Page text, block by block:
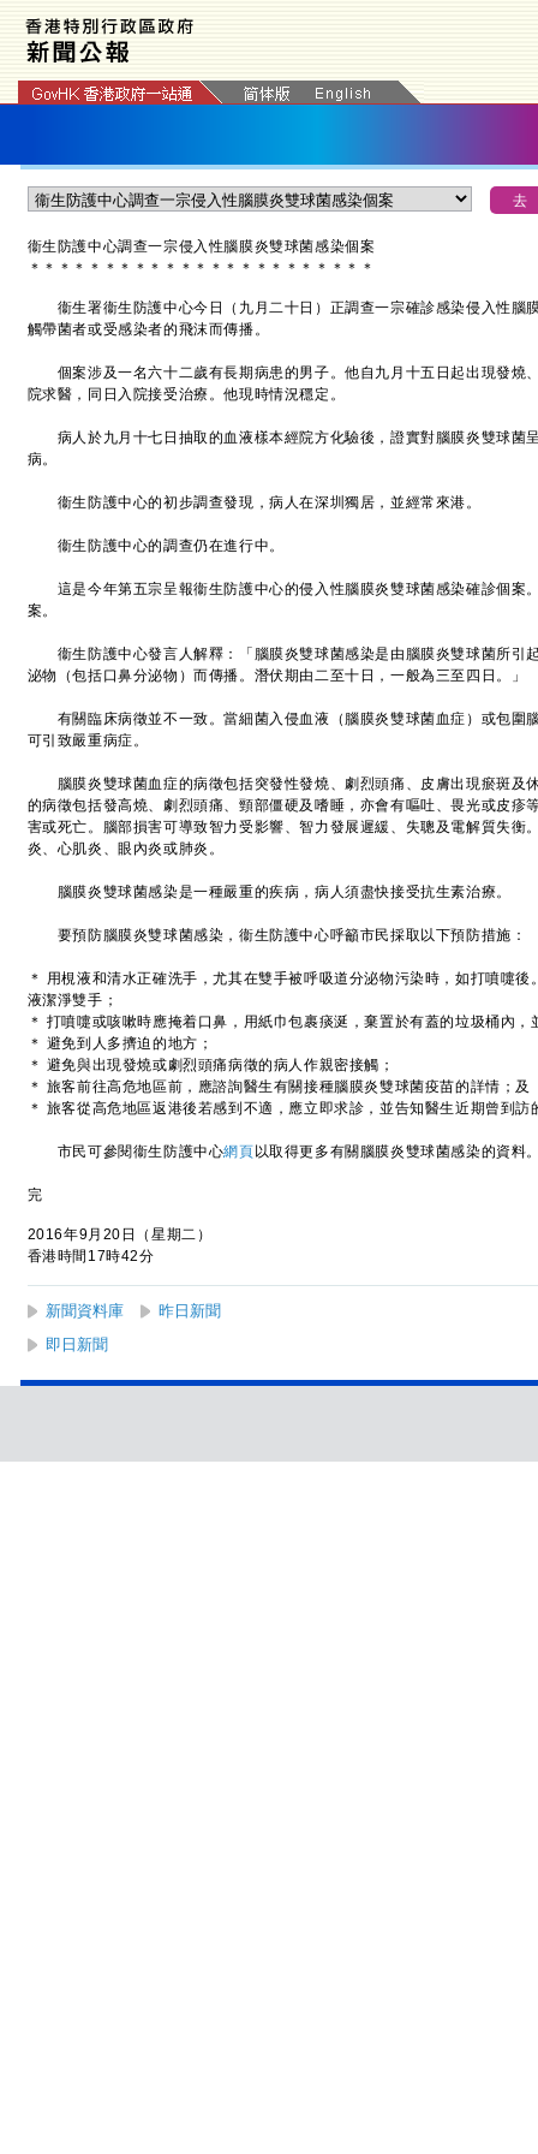
衞生防護中心調查一宗侵入性腦膜炎雙球菌感染個案
＊ ＊ ＊ ＊ ＊ ＊ ＊ ＊ ＊ ＊ ＊ ＊ ＊ ＊ ＊ ＊ ＊ ＊ ＊ ＊ ＊ ＊ ＊
衞生署衞生防護中心今日（九月二十日）正調查一宗確診感染侵入性腦
觸帶菌者或受感染者的飛沫而傳播。
個案涉及一名六十二歲有長期病患的男子。他自九月十五日起出現發燒
院求醫，同日入院接受治療。他現時情況穩定。
病人於九月十七日抽取的血液樣本經院方化驗後，證實對腦膜炎雙球菌
病。
衞生防護中心的初步調查發現，病人在深圳獨居，並經常來港。
衞生防護中心的調查仍在進行中。
這是今年第五宗呈報衞生防護中心的侵入性腦膜炎雙球菌感染確診個案
案。
衞生防護中心發言人解釋：「腦膜炎雙球菌感染是由腦膜炎雙球菌所引
泌物（包括口鼻分泌物）而傳播。潛伏期由二至十日，一般為三至四日。」
有關臨床病徵並不一致。當細菌入侵血液（腦膜炎雙球菌血症）或包圍
可引致嚴重病症。
腦膜炎雙球菌血症的病徵包括突發性發燒、劇烈頭痛、皮膚出現瘀斑及
的病徵包括發高燒、劇烈頭痛、頸部僵硬及嗜睡，亦會有嘔吐、畏光或皮疹
害或死亡。腦部損害可導致智力受影響、智力發展遲緩、失聰及電解質失衡
炎、心肌炎、眼內炎或肺炎。
腦膜炎雙球菌感染是一種嚴重的疾病，病人須盡快接受抗生素治療。
要預防腦膜炎雙球菌感染，衞生防護中心呼籲市民採取以下預防措施：
＊ 用梘液和清水正確洗手，尤其在雙手被呼吸道分泌物污染時，如打噴嚏
液潔淨雙手；
＊ 打噴嚏或咳嗽時應掩着口鼻，用紙巾包裹痰涎，棄置於有蓋的垃圾桶內，
＊ 避免到人多擠迫的地方；
＊ 避免與出現發燒或劇烈頭痛病徵的病人作親密接觸；
＊ 旅客前往高危地區前，應諮詢醫生有關接種腦膜炎雙球菌疫苗的詳情；及
＊ 旅客從高危地區返港後若感到不適，應立即求診，並告知醫生近期曾到訪
市民可參閱衞生防護中心網頁 以取得更多有關腦膜炎雙球菌感染的資料
完
2016年9月20日（星期二）
香港時間17時42分
新聞資料庫
昨日新聞
即日新聞